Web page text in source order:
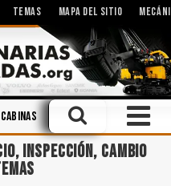
TEMAS MAPA DEL SITIO
Cabinas Accidentes
INSPECCIÓN, CAMBIO